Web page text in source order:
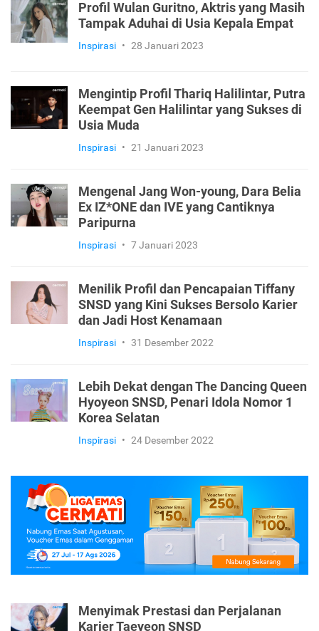
Profil Wulan Guritno, Aktris yang Masih
Tampak Aduhai di Usia Kepala Empat
Inspirasi • 28 Januari 2023
Mengintip Profil Thariq Halilintar, Putra
Keempat Gen Halilintar yang Sukses di
Usia Muda
Inspirasi • 21 Januari 2023
Mengenal Jang Won-young, Dara Belia
Ex IZ*ONE dan IVE yang Cantiknya
Paripurna
Inspirasi • 7 Januari 2023
Menilik Profil dan Pencapaian Tiffany
SNSD yang Kini Sukses Bersolo Karier
dan Jadi Host Kenamaan
Inspirasi • 31 Desember 2022
Lebih Dekat dengan The Dancing Queen
Hyoyeon SNSD, Penari Idola Nomor 1
Korea Selatan
Inspirasi • 24 Desember 2022
Menyimak Prestasi dan Perjalanan
Karier Taeyeon SNSD